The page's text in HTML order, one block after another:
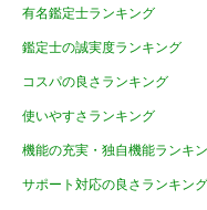
有名鑑定士ランキング
鑑定士の誠実度ランキング
コスパの良さランキング
使いやすさランキング
機能の充実・独自機能ランキ
サポート対応の良さランキング